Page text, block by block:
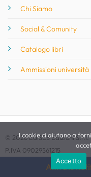
Attiva le
Chi Siamo
Social & Comunity
Catalogo libri
Ammissioni università
© 2026 EdiSES Edizioni S.r.l.
P.IVA 09029561215
I cookie ci aiutano a
Accetto